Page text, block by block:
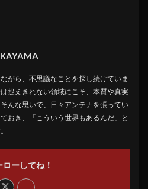
がら、不思議なことを探し続けていま
捉えきれない領域にこそ、本質や真実
んな思いで、日々アンテナを張ってい
おき、「こういう世界もあるんだ」と
ローしてね！